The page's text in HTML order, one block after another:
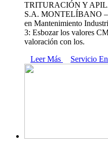
TRITURACIÓN Y
S.A. MONTELÍBANO
en Mantenimiento
3: Esbozar los valores
valoración con los.
Leer Más
Servicio